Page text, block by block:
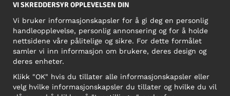
SOSIALE MEDIER
BEDRIFT
911 891 581 MVA
NB! Ikke bruk denne adressen til å sende produkter i retur!
VI SKREDDERSYR OPPLEVELSEN DIN
Vi bruker informasjonskapsler for å gi deg en personlig
handleopplevelse, personlig annonsering og for å holde
nettsidene våre pålitelige og sikre. For dette formålet
samler vi inn informasjon om brukere, deres design og
deres enheter.
Klikk "OK" hvis du tillater alle informasjonskapsler eller
velg hvilke informasjonskapsler du tillater og hvilke du vil